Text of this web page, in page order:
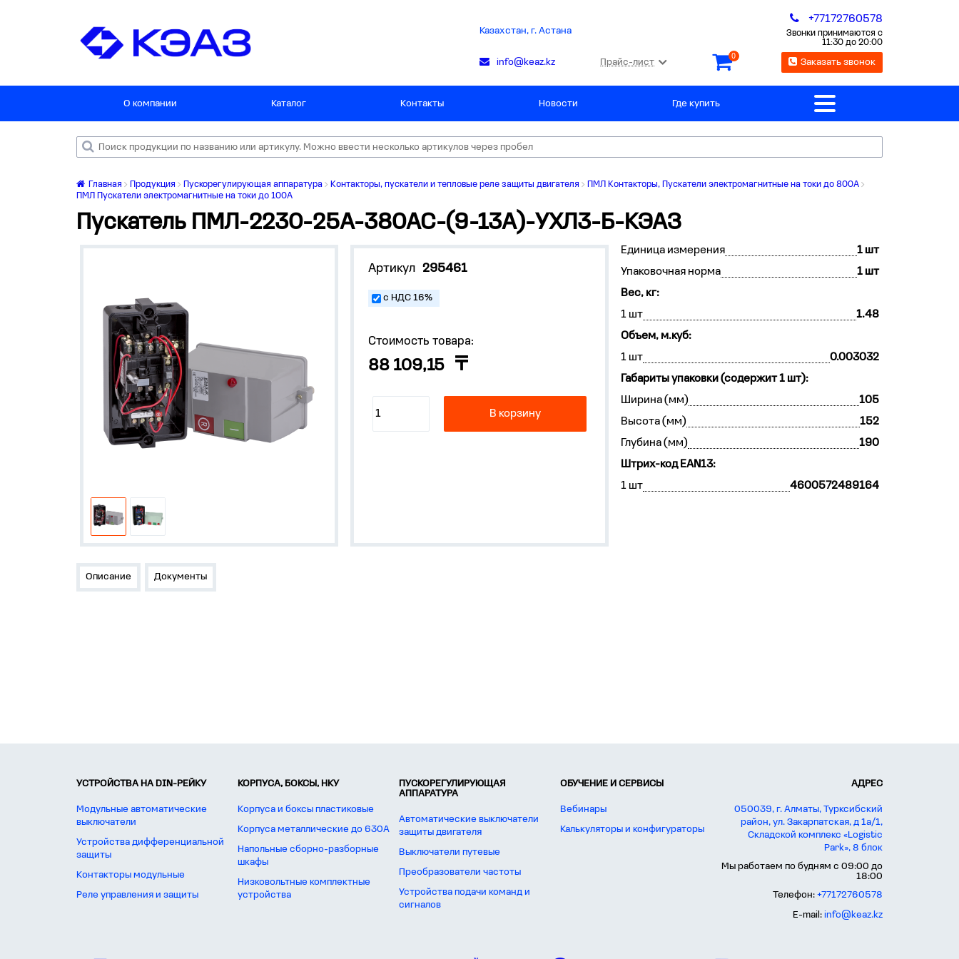
Казахстан, г. Астана
+77172760578
Звонки принимаются с
11:30 до 20:00
info@keaz.kz Прайс-лист
0
Заказать звонок
О компании Каталог Контакты Новости Где купить
Главная Продукция Пускорегулирующая аппаратура Контакторы, пускатели и тепловые реле защиты двигателя
ПМЛ Контакторы, Пускатели электромагнитные на токи до 800А
ПМЛ Пускатели электромагнитные на токи до 100А
Пускатель ПМЛ-2230-25А-380AC-(9-13А)-УХЛ3-Б-КЭАЗ
Артикул 295461
с НДС 16%
Стоимость товара:
88 109,15
В корзину
Единица измерения
1 шт
Упаковочная норма
1 шт
Вес, кг:
1 шт
1.48
Объем, м.куб:
1 шт
0.003032
Габариты упаковки (содержит 1 шт):
Ширина (мм)
105
Высота (мм)
152
Глубина (мм)
190
Штрих-код EAN13:
1 шт
4600572489164
Описание Документы
УСТРОЙСТВА НА DIN-РЕЙКУ
Модульные автоматические
выключатели
Устройства дифференциальной
защиты
Контакторы модульные
Реле управления и защиты
КОРПУСА, БОКСЫ, НКУ
Корпуса и боксы пластиковые
Корпуса металлические до 630А
Напольные сборно-разборные
шкафы
Низковольтные комплектные
устройства
ПУСКОРЕГУЛИРУЮЩАЯ
АППАРАТУРА
Автоматические выключатели
защиты двигателя
Выключатели путевые
Преобразователи частоты
Устройства подачи команд и
сигналов
ОБУЧЕНИЕ И СЕРВИСЫ
Вебинары
Калькуляторы и конфигураторы
АДРЕС
050039, г. Алматы, Турксибский
район, ул. Закарпатская, д 1а/1,
Складской комплекс «Logistic
Park», 8 блок
Мы работаем по будням с 09:00 до
18:00
Телефон: +77172760578
E-mail: info@keaz.kz